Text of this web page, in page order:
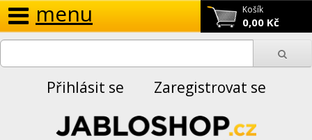
Košík
0,00 Kč
menu
Přihlásit se Zaregistrovat se